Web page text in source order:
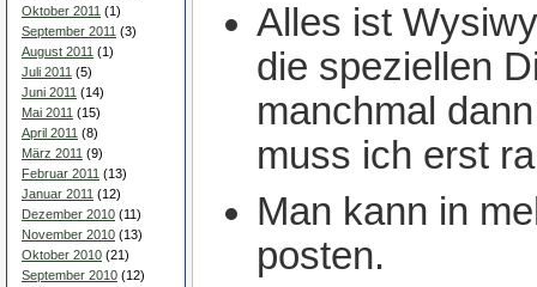
Oktober 2011 (1)
September 2011 (3)
August 2011 (1)
Juli 2011 (5)
Juni 2011 (14)
Mai 2011 (15)
April 2011 (8)
März 2011 (9)
Februar 2011 (13)
Januar 2011 (12)
Dezember 2010 (11)
November 2010 (13)
Oktober 2010 (21)
September 2010 (12)
Alles ist
die speziellen
manchmal
muss ich erst
Man kann in
posten.